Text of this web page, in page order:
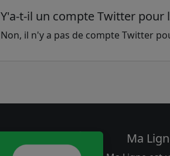
Y'a-t-il un compte Twitter pour
Non, il n'y a pas de compte Twitter
Ma